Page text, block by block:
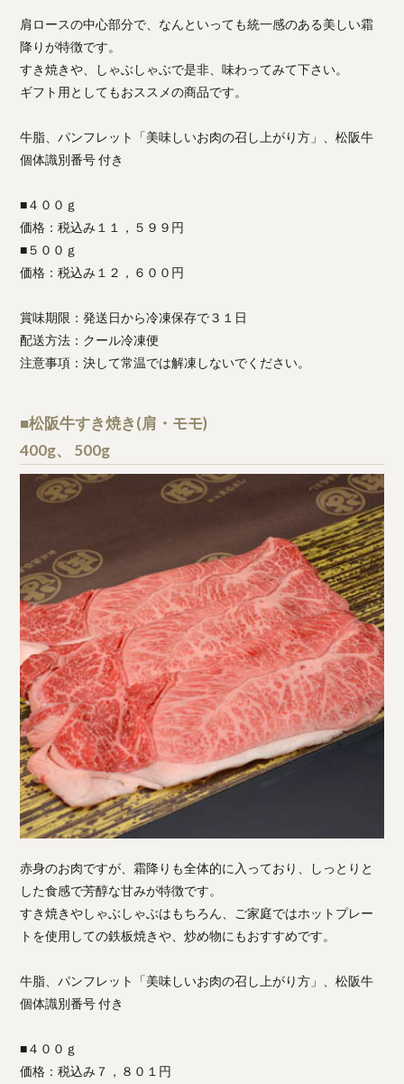
肩ロースの中心部分で、なんといっても統一感のある美しい霜
降りが特徴です。
すき焼きや、しゃぶしゃぶで是非、味わってみて下さい。
ギフト用としてもおススメの商品です。
牛脂、パンフレット「美味しいお肉の召し上がり方」、松阪牛
個体識別番号 付き
■４００ｇ
価格：税込み１１，５９９円
■５００ｇ
価格：税込み１２，６００円
賞味期限：発送日から冷凍保存で３１日
配送方法：クール冷凍便
注意事項：決して常温では解凍しないでください。
■松阪牛すき焼き(肩・モモ)
400g、 500g
赤身のお肉ですが、霜降りも全体的に入っており、しっとりと
した食感で芳醇な甘みが特徴です。
すき焼きやしゃぶしゃぶはもちろん、ご家庭ではホットプレー
トを使用しての鉄板焼きや、炒め物にもおすすめです。
牛脂、パンフレット「美味しいお肉の召し上がり方」、松阪牛
個体識別番号 付き
■４００ｇ
価格：税込み７，８０１円